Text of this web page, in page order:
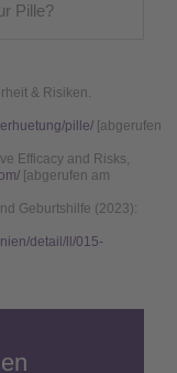
Pille?
& Risiken.
pille/ [abgerufen
Efficacy and Risks,
[abgerufen am
Geburtshilfe (2023):
detail/ll/015-